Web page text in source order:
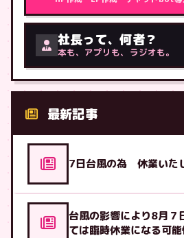
社長って、何者？
本も、アプリも、ラジオも。
最新記事
7日台風の為 休業いた
台風の影響により8月７
ては臨時休業になる可